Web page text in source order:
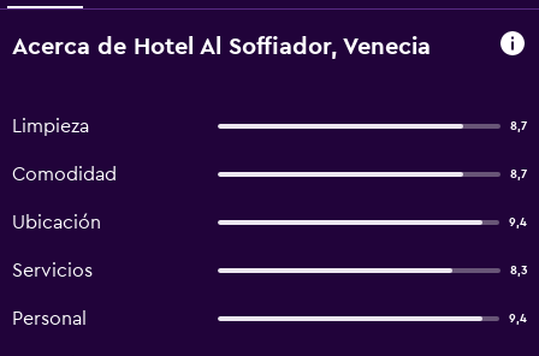
Acerca de Hotel Al Soffiador, Venecia
Limpieza 8,7
Comodidad 8,7
Ubicación 9,4
Servicios 8,3
Personal 9,4